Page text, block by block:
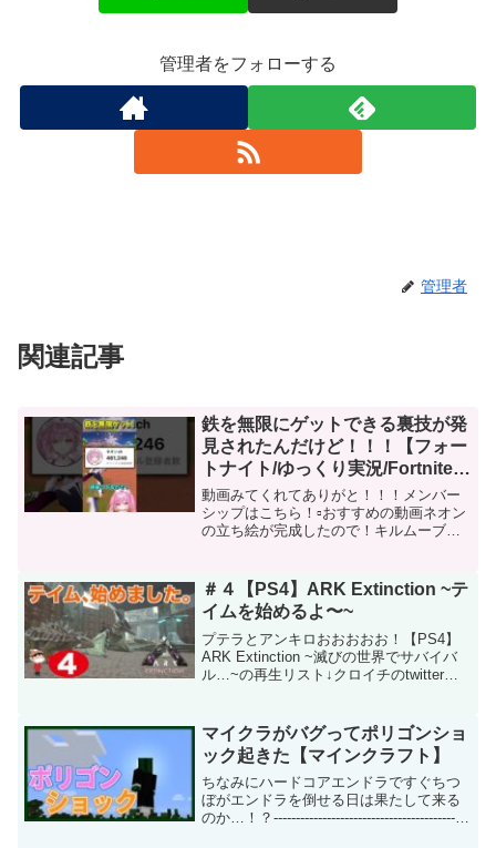
管理者をフォローする
管理者
関連記事
鉄を無限にゲットできる裏技が発
見されたんだけど！！！【フォー
トナイト/ゆっくり実況/Fortnite/
ネオンch】 #shorts #フォートナ
イト
動画みてくれてありがと！！！メンバー
シップはこちら！▫️おすすめの動画ネオン
の立ち絵が完成したので！キルムーブし
ンレターやプレゼントの宛先】株式会社
Ga...
＃４【PS4】ARK Extinction ~テ
イムを始めるよ〜~
プテラとアンキロおおおおお！【PS4】
ARK Extinction ~滅びの世界でサバイバ
ル…~の再生リスト↓クロイチのtwitterは
どはtwitterで行うことが多...
マイクラがバグってポリゴンショ
ック起きた【マインクラフト】
ちなみにハードコアエンドラですぐちつ
ぼがエンドラを倒せる日は果たして来る
のか…！？--------------------------------------------